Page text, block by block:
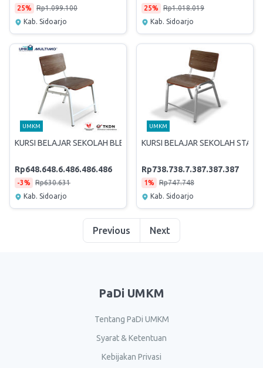
25%
Rp1.099.100
Kab. Sidoarjo
25%
Rp1.018.019
Kab. Sidoarjo
UMKM
KURSI BELAJAR SEKOLAH BLESS
Rp648.648.6.486.486.486
-3%
Rp630.631
Kab. Sidoarjo
UMKM
KURSI BELAJAR SEKOLAH
Rp738.738.7.387.387.387
1%
Rp747.748
Kab. Sidoarjo
Previous Next
PaDi UMKM
Tentang PaDi UMKM
Syarat & Ketentuan
Kebijakan Privasi